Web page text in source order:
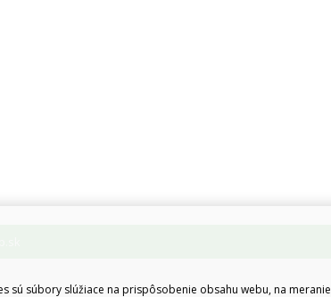
sú súbory slúžiace na prispôsobenie obsahu webu, na meranie